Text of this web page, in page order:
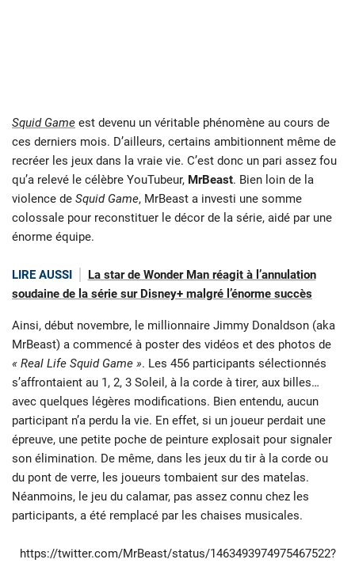
Squid Game est devenu un véritable phénomène au cours de
ces derniers mois. D’ailleurs, certains ambitionnent même de
recréer les jeux dans la vraie vie. C’est donc un pari assez fou
qu’a relevé le célèbre YouTubeur, MrBeast. Bien loin de la
violence de Squid Game, MrBeast a investi une somme
colossale pour reconstituer le décor de la série, aidé par une
énorme équipe.
LIRE AUSSI
La star de Wonder Man réagit à l’annulation
soudaine de la série sur Disney+ malgré l’énorme succès
Ainsi, début novembre, le millionnaire Jimmy Donaldson (aka
MrBeast) a commencé à poster des vidéos et des photos de
« Real Life Squid Game ». Les 456 participants sélectionnés
s’affrontaient au 1, 2, 3 Soleil, à la corde à tirer, aux billes…
avec quelques légères modifications. Bien entendu, aucun
participant n’a perdu la vie. En effet, si un joueur perdait une
épreuve, une petite poche de peinture explosait pour signaler
son élimination. De même, dans les jeux du tir à la corde ou
du pont de verre, les joueurs tombaient sur des matelas.
Néanmoins, le jeu du calamar, pas assez connu chez les
participants, a été remplacé par les chaises musicales.
https://twitter.com/MrBeast/status/1463493974975467522?